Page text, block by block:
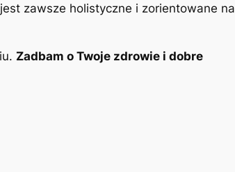
zawsze holistyczne i zorientowane na
Zadbam o Twoje zdrowie i dobre